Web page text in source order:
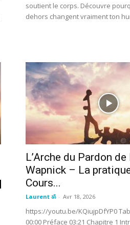
soutient le corps. Découvre
dehors changent vraiment ton
L’Arche du Pardon de
Wapnick – La pratique
Cours...
Laurent ॐ - Avr 18, 2026
https://youtu.be/KQiujpDfYP0
00:00 Préface 03:21 Chapitre 1